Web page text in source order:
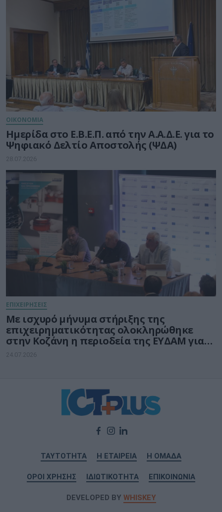
ΟΙΚΟΝΟΜΙΑ
Ημερίδα στο Ε.Β.Ε.Π. από την Α.Α.Δ.Ε. για το
Ψηφιακό Δελτίο Αποστολής (ΨΔΑ)
28.07.2026
ΕΠΙΧΕΙΡΗΣΕΙΣ
Με ισχυρό μήνυμα στήριξης της
επιχειρηματικότητας ολοκληρώθηκε
στην Κοζάνη η περιοδεία της ΕΥΔΑΜ για
τις νέες δράσεις ύψους 140 εκατ. ευρώ
24.07.2026
ΤΑΥΤΟΤΗΤΑ Η ΕΤΑΙΡΕΙΑ Η ΟΜΑΔΑ
ΟΡΟΙ ΧΡΗΣΗΣ ΙΔΙΩΤΙΚΟΤΗΤΑ ΕΠΙΚΟΙΝΩΝΙΑ
DEVELOPED BY WHISKEY